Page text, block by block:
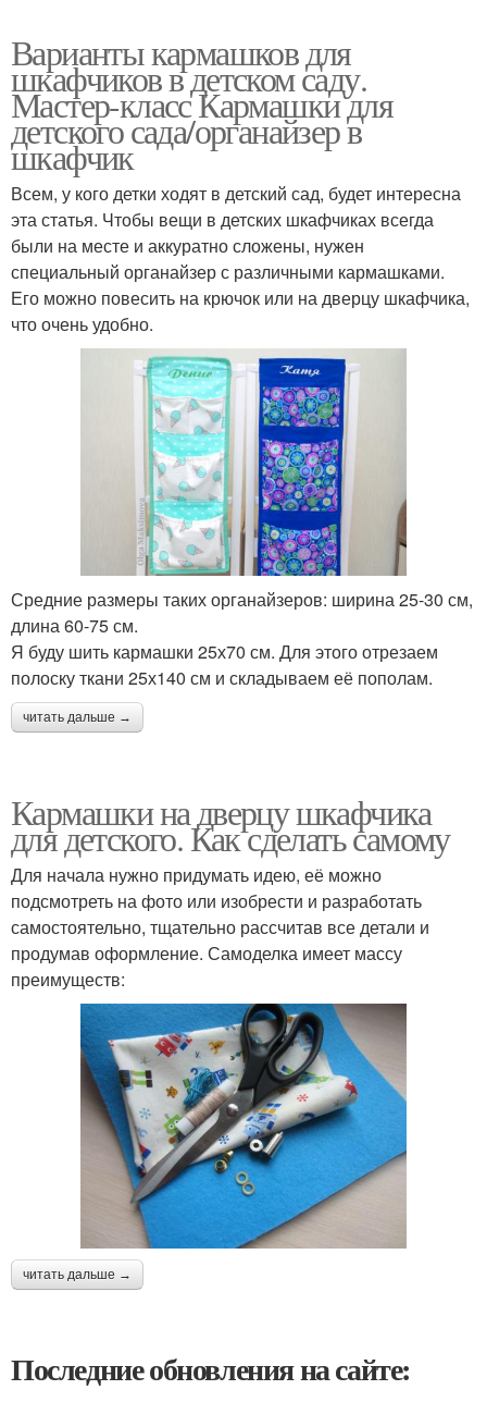
Варианты кармашков для
шкафчиков в детском саду.
Мастер-класс Кармашки для
детского сада/органайзер в
шкафчик
Всем, у кого детки ходят в детский сад, будет интересна
эта статья. Чтобы вещи в детских шкафчиках всегда
были на месте и аккуратно сложены, нужен
специальный органайзер с различными кармашками.
Его можно повесить на крючок или на дверцу шкафчика,
что очень удобно.
Средние размеры таких органайзеров: ширина 25-30 см,
длина 60-75 см.
Я буду шить кармашки 25х70 см. Для этого отрезаем
полоску ткани 25х140 см и складываем её пополам.
читать дальше →
Кармашки на дверцу шкафчика
для детского. Как сделать самому
Для начала нужно придумать идею, её можно
подсмотреть на фото или изобрести и разработать
самостоятельно, тщательно рассчитав все детали и
продумав оформление. Самоделка имеет массу
преимуществ:
читать дальше →
Последние обновления на сайте: